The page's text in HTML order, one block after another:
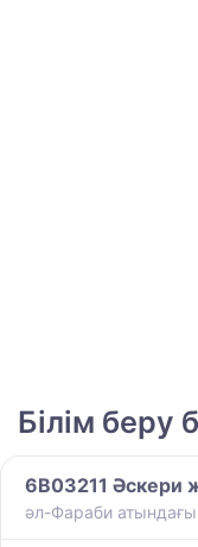
Білім беру
6B03211 Әскери
әл-Фараби атындағы